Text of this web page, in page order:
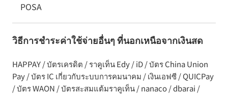
POSA
วิธีการชำระค่าใช้จ่ายอื่นๆ ที่นอกเหนือจากเงินสด
HAPPAY / บัตรเครดิต / ราคูเท็น Edy / iD / บัตร China Union
Pay / บัตร IC เกี่ยวกับระบบการคมนาคม / เงินเอฟซี / QUICPay
/ บัตร WAON / บัตรสะสมแต้มราคูเท็น / nanaco / dbarai /